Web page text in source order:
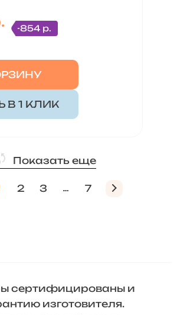
-854 р.
В 1 КЛИК
Показать еще
2 3 7
сертифицированы и
изготовителя.